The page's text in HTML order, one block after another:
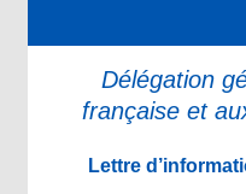
Délégation
française et
Lettre